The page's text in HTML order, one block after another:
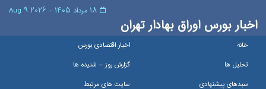
اخبار بورس اوراق بهادار تهران
خانه
اخبار اقتصادی بورس
تحلیل ها
گزارش روز – شنيده ها
سبدهای پیشنهادی
سایت های مرتبط